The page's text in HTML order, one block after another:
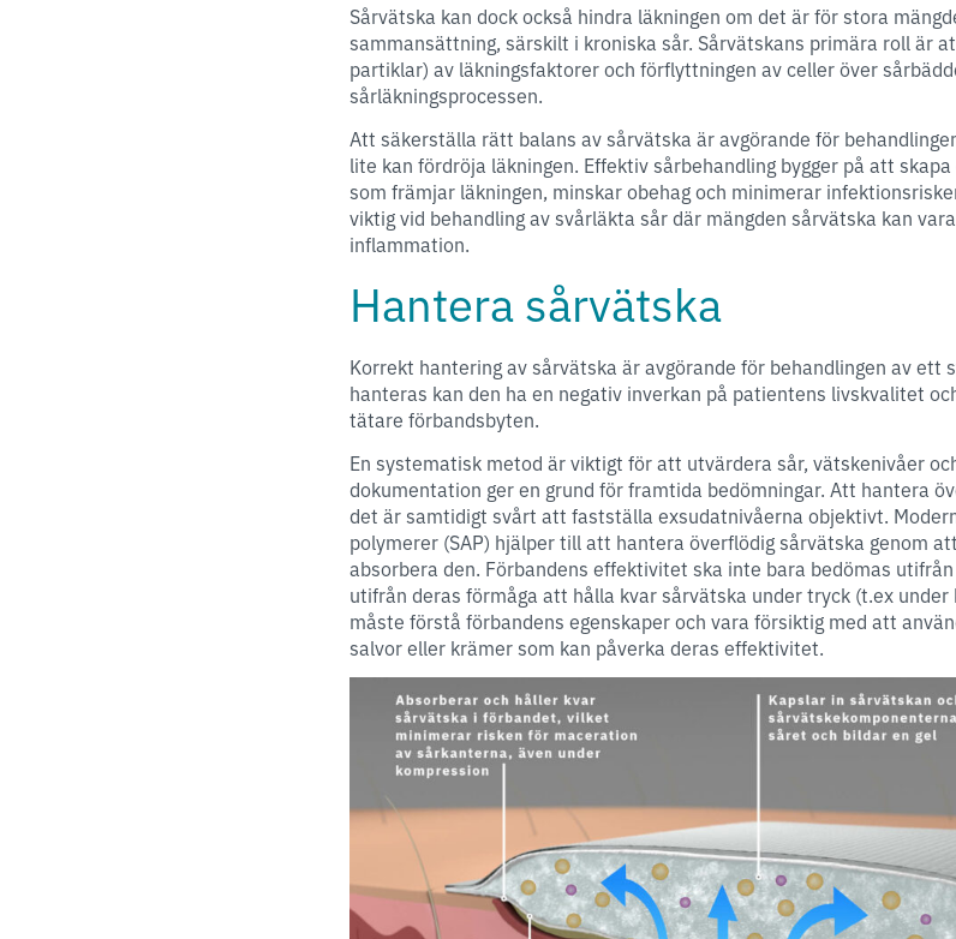
Sårvätska kan dock också hindra läkningen om det är för stora
sammansättning, särskilt i kroniska sår. Sårvätskans primära roll är
partiklar) av läkningsfaktorer och förflyttningen av celler över
sårläkningsprocessen.
Att säkerställa rätt balans av sårvätska är avgörande för
lite kan fördröja läkningen. Effektiv sårbehandling bygger på att
som främjar läkningen, minskar obehag och minimerar
viktig vid behandling av svårläkta sår där mängden sårvätska kan
inflammation.
Hantera sårvätska
Korrekt hantering av sårvätska är avgörande för behandlingen av ett
hanteras kan den ha en negativ inverkan på patientens livskvalitet
tätare förbandsbyten.
En systematisk metod är viktigt för att utvärdera sår, vätskenivåer
dokumentation ger en grund för framtida bedömningar. Att hantera
det är samtidigt svårt att fastställa exsudatnivåerna objektivt.
polymerer (SAP) hjälper till att hantera överflödig sårvätska genom
absorbera den. Förbandens effektivitet ska inte bara bedömas
utifrån deras förmåga att hålla kvar sårvätska under tryck (t.ex
måste förstå förbandens egenskaper och vara försiktig med att
salvor eller krämer som kan påverka deras effektivitet.